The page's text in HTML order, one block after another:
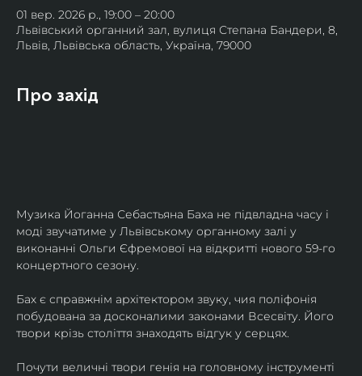
01 вер. 2026 р., 19:00 – 20:00
Львівський органний зал, вулиця Степана Бандери, 8,
Львів, Львівська область, Україна, 79000
Про захід
Музика Йоганна Себастьяна Баха не підвладна часу і
моді звучатиме у Львівському органному залі у
виконанні Ольги Єфремової на відкритті нового 59-го
концертного сезону.
Бах є справжнім архітектором звуку, чия поліфонія
побудована за досконалими законами Всесвіту. Його
твори крізь століття знаходять відгук у серцях.
Почути величні твори генія на головному інструменті